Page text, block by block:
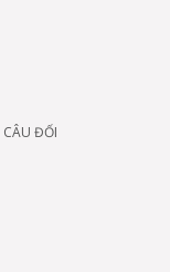
ĐỐI